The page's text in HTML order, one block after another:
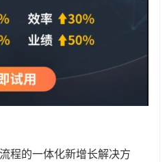
程的一体化新增长解决方